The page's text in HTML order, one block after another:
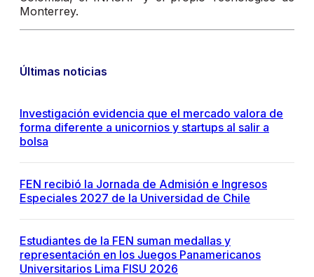
Monterrey.
Últimas noticias
Investigación evidencia que el mercado valora de
forma diferente a unicornios y startups al salir a
bolsa
FEN recibió la Jornada de Admisión e Ingresos
Especiales 2027 de la Universidad de Chile
Estudiantes de la FEN suman medallas y
representación en los Juegos Panamericanos
Universitarios Lima FISU 2026